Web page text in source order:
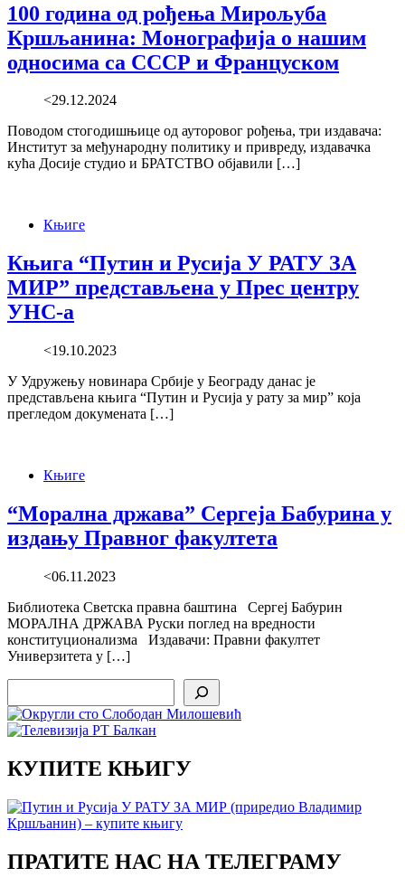
100 година од рођења Мирољуба
Кршљанина: Монографија о нашим
односима са СССР и Француском
<29.12.2024
Поводом стогодишњице од ауторовог рођења, три издавача:
Институт за међународну политику и привреду, издавачка
кућа Досије студио и БРАТСТВО објавили […]
Књиге
Књига “Путин и Русија У РАТУ ЗА
МИР” представљена у Прес центру
УНС-а
<19.10.2023
У Удружењу новинара Србије у Београду данас је
представљена књига “Путин и Русија у рату за мир” која
прегледом докумената […]
Књиге
“Морална држава” Сергеја Бабурина у
издању Правног факултета
<06.11.2023
Библиотека Светска правна баштина Сергеј Бабурин
МОРАЛНА ДРЖАВА Руски поглед на вредности
конституционализма Издавачи: Правни факултет
Универзитета у […]
КУПИТЕ КЊИГУ
ПРАТИТЕ НАС НА ТЕЛЕГРАМУ